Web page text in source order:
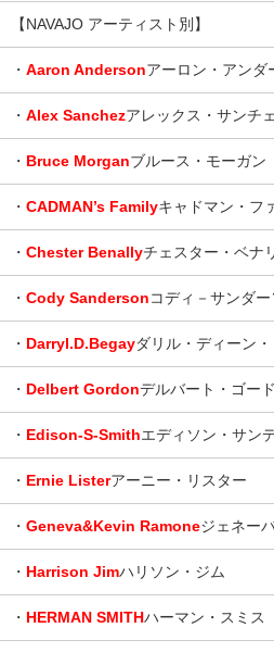
【NAVAJO アーティスト別】
・ Aaron Andersonアーロン・アンダ
・ Alex Sanchezアレックス・サンチ
・ Bruce Morganブルース・モーガン
・ CADMAN’s Familyキャドマン・フ
・ Chester Benallyチェスター・ベナ
・ Cody Sandersonコディ－サンダー
・ Darryl.D.Begayダリル・ディーン
・ Delbert Gordonデルバート・ゴー
・ Edison-S-Smithエディソン・サン
・ Ernie Listerアーニー・リスター
・ Geneva&Kevin Ramoneジェネー
・ Harrison Jimハリソン・ジム
・ HERMAN SMITHハーマン・スミス